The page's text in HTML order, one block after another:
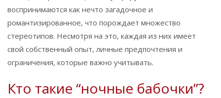
воспринимаются как нечто загадочное и
романтизированное, что порождает множество
стереотипов. Несмотря на это, каждая из них имеет
свой собственный опыт, личные предпочтения и
ограничения, которые важно учитывать.
Кто такие “ночные бабочки”?